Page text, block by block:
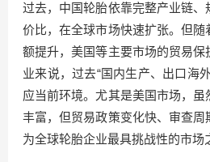
过去，中国轮胎依靠完整产业链
价比，在全球市场快速扩张。但
额提升，美国等主要市场的贸易
业来说，过去“国内生产、出口海
应当前环境。尤其是美国市场，
丰富，但贸易政策变化快、审查
为全球轮胎企业最具挑战性的市场